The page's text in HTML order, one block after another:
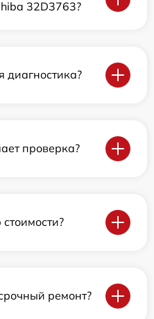
32D3763?
диагностика?
проверка?
ремонт?